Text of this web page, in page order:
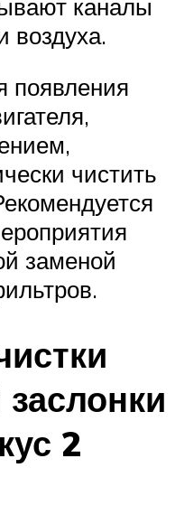
каналы
воздуха.
появления
чистить
заменой
2